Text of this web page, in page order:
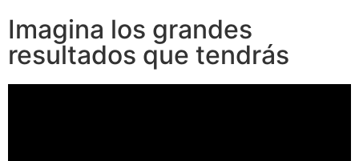
Imagina los grandes
resultados que tendrás